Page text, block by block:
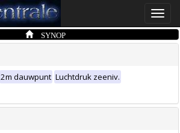
Toggle
SYNOP
2m dauwpunt Luchtdruk zeeniv.